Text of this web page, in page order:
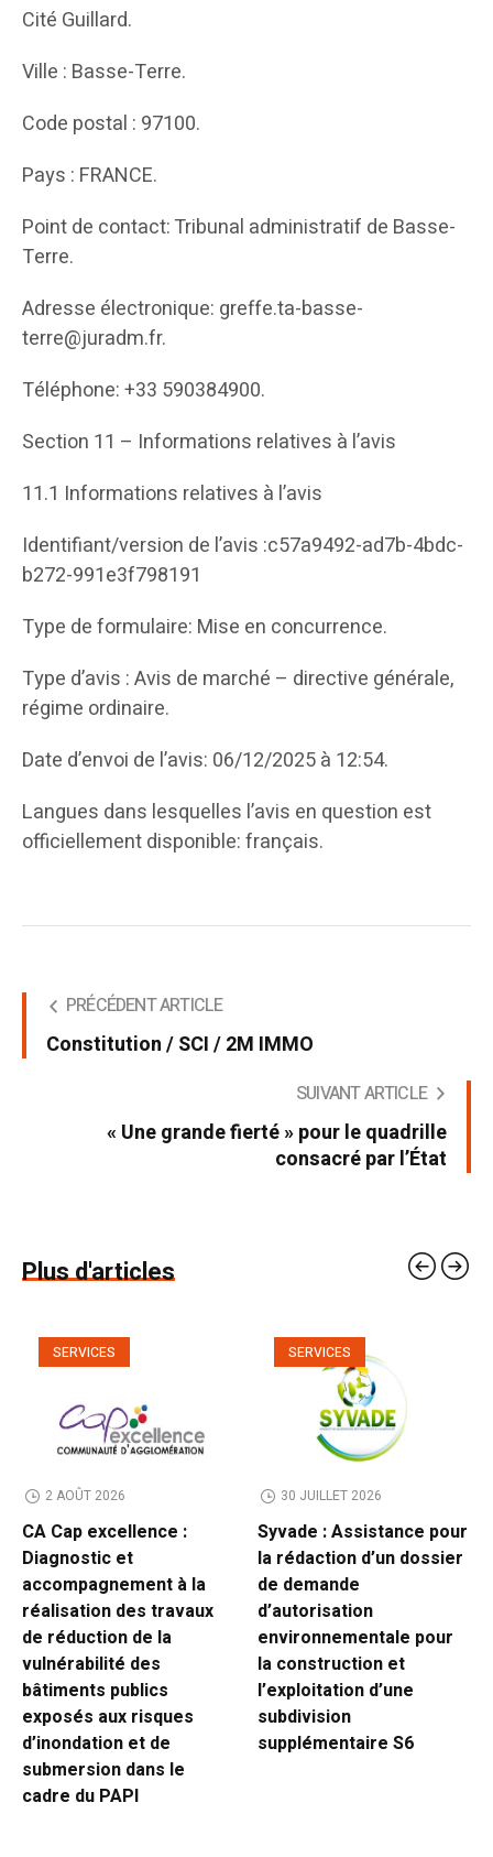
Cité Guillard.
Ville : Basse-Terre.
Code postal : 97100.
Pays : FRANCE.
Point de contact: Tribunal administratif de Basse-
Terre.
Adresse électronique: greffe.ta-basse-
terre@juradm.fr.
Téléphone: +33 590384900.
Section 11 – Informations relatives à l’avis
11.1 Informations relatives à l’avis
Identifiant/version de l’avis :c57a9492-ad7b-4bdc-
b272-991e3f798191
Type de formulaire: Mise en concurrence.
Type d’avis : Avis de marché – directive générale,
régime ordinaire.
Date d’envoi de l’avis: 06/12/2025 à 12:54.
Langues dans lesquelles l’avis en question est
officiellement disponible: français.
PRÉCÉDENT ARTICLE
Constitution / SCI / 2M IMMO
SUIVANT ARTICLE
« Une grande fierté » pour le quadrille
consacré par l’État
Plus d'articles
SERVICES
2 AOÛT 2026
CA Cap excellence :
Diagnostic et
accompagnement à la
réalisation des travaux
de réduction de la
vulnérabilité des
bâtiments publics
exposés aux risques
d’inondation et de
submersion dans le
cadre du PAPI
SERVICES
30 JUILLET 2026
Syvade : Assistance pour
la rédaction d’un dossier
de demande
d’autorisation
environnementale pour
la construction et
l’exploitation d’une
subdivision
supplémentaire S6